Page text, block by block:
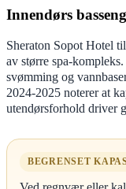
Innendørs basseng
Sheraton Sopot Hotel
av større spa-
svømming og
2024-2025 noterer at
utendørsforhold driver
BEGRENSET